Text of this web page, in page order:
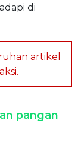
di
artikel
pangan